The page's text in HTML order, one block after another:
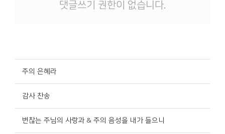
댓글쓰기 권한이 없습니다.
주의 은혜라
감사 찬송
변찮는 주님의 사랑과 & 주의 음성을 내가 들으니